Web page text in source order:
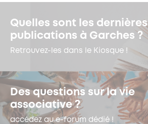
Quelles sont les dernières
publications à Garches ?
Retrouvez-les dans le Kiosque !
Des questions sur la vie
associative ?
accédez au e-forum dédié !